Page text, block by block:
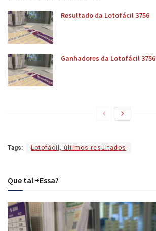
Resultado da Lotofácil 3756
Ganhadores da Lotofácil 3756
Tags: Lotofácil, últimos resultados
Que tal +Essa?